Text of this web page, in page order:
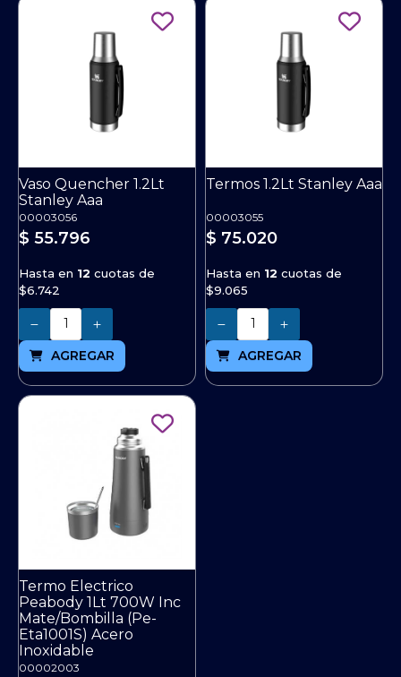
Vaso Quencher 1.2Lt
Stanley Aaa
00003056
$ 55.796
Hasta en 12 cuotas de
$6.742
Cantidad
AGREGAR
Termos 1.2Lt Stanley Aaa
00003055
$ 75.020
Hasta en 12 cuotas de
$9.065
Cantidad
AGREGAR
Termo Electrico
Peabody 1Lt 700W Inc
Mate/Bombilla (Pe-
Eta1001S) Acero
Inoxidable
00002003